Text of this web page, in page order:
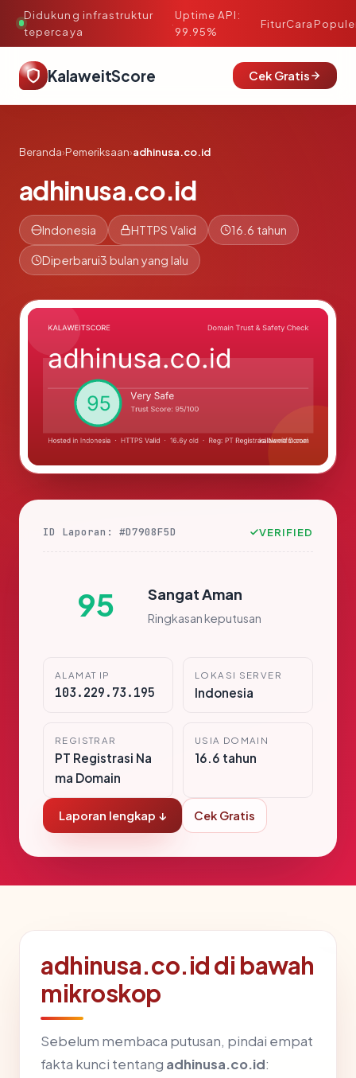
Didukung infrastruktur
tepercaya
·
Uptime API:
99.95%
FiturCara
KalaweitScore Cek Gratis
Beranda›Pemeriksaan›adhinusa.co.id
adhinusa.co.id
Indonesia HTTPS Valid 16.6 tahun
Diperbarui3 bulan yang lalu
ID Laporan: #D7908F5D VERIFIED
95 Sangat Aman
Ringkasan keputusan
ALAMAT IP
103.229.73.195
LOKASI SERVER
Indonesia
REGISTRAR
PT Registrasi Na
ma Domain
USIA DOMAIN
16.6 tahun
Laporan lengkap ↓ Cek Gratis
adhinusa.co.id di bawah
mikroskop
Sebelum membaca putusan, pindai empat
fakta kunci tentang adhinusa.co.id: